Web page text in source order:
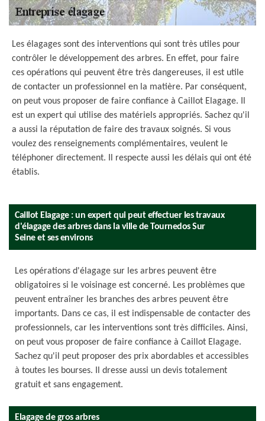
Les élagages sont des interventions qui sont très utiles pour
contrôler le développement des arbres. En effet, pour faire
ces opérations qui peuvent être très dangereuses, il est utile
de contacter un professionnel en la matière. Par conséquent,
on peut vous proposer de faire confiance à Caillot Elagage. Il
est un expert qui utilise des matériels appropriés. Sachez qu'il
a aussi la réputation de faire des travaux soignés. Si vous
voulez des renseignements complémentaires, veulent le
téléphoner directement. Il respecte aussi les délais qui ont été
établis.
Caillot Elagage : un expert qui peut effectuer les travaux
d'élagage des arbres dans la ville de Tournedos Sur
Seine et ses environs
Les opérations d'élagage sur les arbres peuvent être
obligatoires si le voisinage est concerné. Les problèmes que
peuvent entraîner les branches des arbres peuvent être
importants. Dans ce cas, il est indispensable de contacter des
professionnels, car les interventions sont très difficiles. Ainsi,
on peut vous proposer de faire confiance à Caillot Elagage.
Sachez qu'il peut proposer des prix abordables et accessibles
à toutes les bourses. Il dresse aussi un devis totalement
gratuit et sans engagement.
Elagage de gros arbres